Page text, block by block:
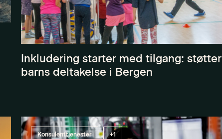
Inkludering starter med tilgang: støtter
barns deltakelse i Bergen
Konsulenttjenester +1